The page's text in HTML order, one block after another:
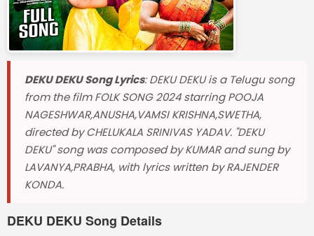
DEKU DEKU Song Lyrics: DEKU DEKU is a Telugu song
from the film FOLK SONG 2024 starring POOJA
NAGESHWAR,ANUSHA,VAMSI KRISHNA,SWETHA,
directed by CHELUKALA SRINIVAS YADAV. "DEKU
DEKU" song was composed by KUMAR and sung by
LAVANYA,PRABHA, with lyrics written by RAJENDER
KONDA.
DEKU DEKU Song Details